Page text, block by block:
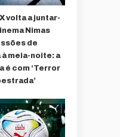
volta a juntar-
Nimas
de
à meia-noite: a
é com ‘Terror